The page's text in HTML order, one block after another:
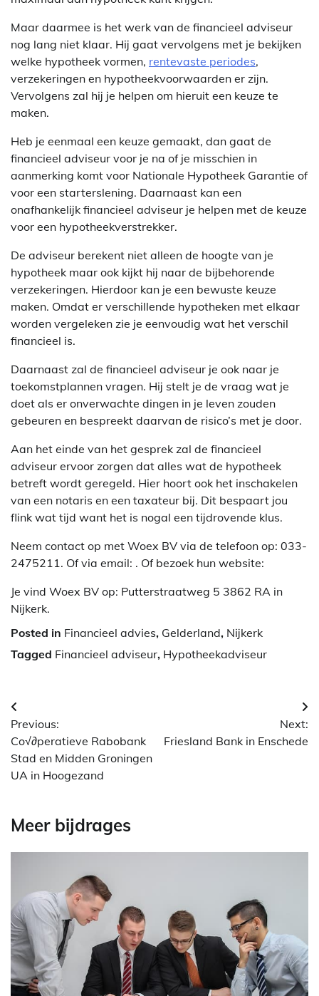
Maar daarmee is het werk van de financieel adviseur
nog lang niet klaar. Hij gaat vervolgens met je bekijken
welke hypotheek vormen, rentevaste periodes,
verzekeringen en hypotheekvoorwaarden er zijn.
Vervolgens zal hij je helpen om hieruit een keuze te
maken.
Heb je eenmaal een keuze gemaakt, dan gaat de
financieel adviseur voor je na of je misschien in
aanmerking komt voor Nationale Hypotheek Garantie of
voor een starterslening. Daarnaast kan een
onafhankelijk financieel adviseur je helpen met de keuze
voor een hypotheekverstrekker.
De adviseur berekent niet alleen de hoogte van je
hypotheek maar ook kijkt hij naar de bijbehorende
verzekeringen. Hierdoor kan je een bewuste keuze
maken. Omdat er verschillende hypotheken met elkaar
worden vergeleken zie je eenvoudig wat het verschil
financieel is.
Daarnaast zal de financieel adviseur je ook naar je
toekomstplannen vragen. Hij stelt je de vraag wat je
doet als er onverwachte dingen in je leven zouden
gebeuren en bespreekt daarvan de risico’s met je door.
Aan het einde van het gesprek zal de financieel
adviseur ervoor zorgen dat alles wat de hypotheek
betreft wordt geregeld. Hier hoort ook het inschakelen
van een notaris en een taxateur bij. Dit bespaart jou
flink wat tijd want het is nogal een tijdrovende klus.
Neem contact op met Woex BV via de telefoon op: 033-
2475211. Of via email: . Of bezoek hun website:
Je vind Woex BV op: Putterstraatweg 5 3862 RA in
Nijkerk.
Posted in Financieel advies, Gelderland, Nijkerk
Tagged Financieel adviseur, Hypotheekadviseur
Berichtnavigatie
Previous:
Co√∂peratieve Rabobank
Stad en Midden Groningen
UA in Hoogezand
Next:
Friesland Bank in Enschede
Meer bijdrages